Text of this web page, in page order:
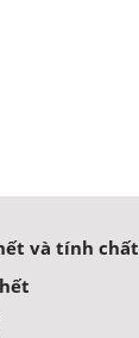
và tính chất